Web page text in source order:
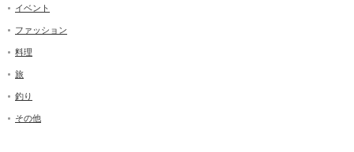
イベント
ファッション
料理
旅
釣り
その他